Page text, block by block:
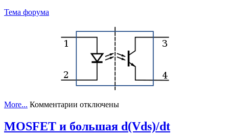
Тема форума
More... Комментарии к
гальванической
отключены
MOSFET и большая d(Vds)/dt